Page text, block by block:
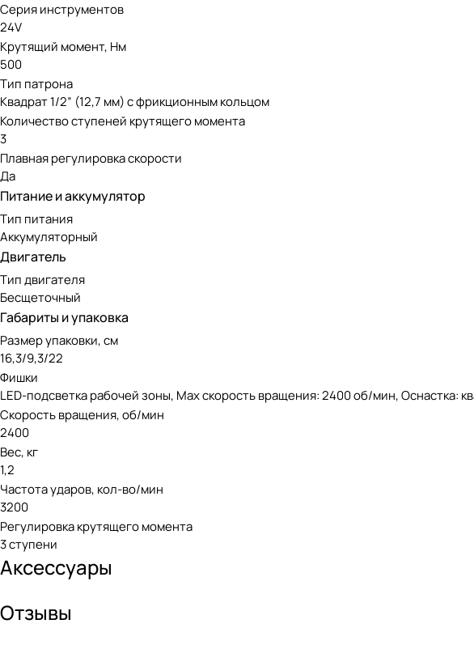
Серия инструментов
24V
Крутящий момент, Нм
500
Тип патрона
Квадрат 1/2” (12,7 мм) с фрикционным кольцом
Количество ступеней крутящего момента
3
Плавная регулировка скорости
Да
Питание и аккумулятор
Тип питания
Аккумуляторный
Двигатель
Тип двигателя
Бесщеточный
Габариты и упаковка
Размер упаковки, см
16,3/9,3/22
Фишки
LED-подсветка рабочей зоны, Мах скорость вращения: 2400 об/мин, Оснастка:
Скорость вращения, об/мин
2400
Вес, кг
1,2
Частота ударов, кол-во/мин
3200
Регулировка крутящего момента
3 ступени
Аксессуары
Отзывы